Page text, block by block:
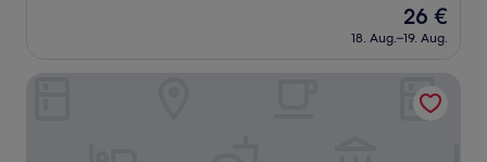
Bewertungen)
Der
Preis
beträgt
26 €
18. Aug.–19. Aug.